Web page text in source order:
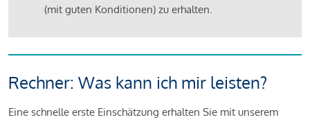
(mit guten Konditionen) zu erhalten.
Rechner: Was kann ich mir leisten?
Eine schnelle erste Einschätzung erhalten Sie mit unserem